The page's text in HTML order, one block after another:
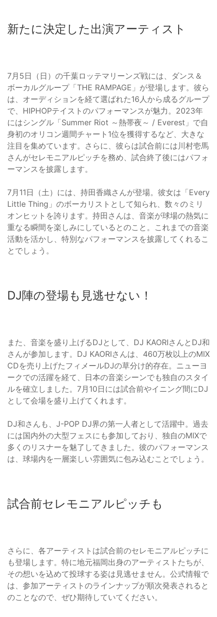
新たに決定した出演アーティスト
7月5日（日）の千葉ロッテマリーンズ戦には、ダンス＆
ボーカルグループ「THE RAMPAGE」が登場します。彼ら
は、オーディションを経て選ばれた16人から成るグループ
で、HIPHOPテイストのパフォーマンスが魅力。2023年
にはシングル「Summer Riot ～熱帯夜～ / Everest」で自
身初のオリコン週間チャート1位を獲得するなど、大きな
注目を集めています。さらに、彼らは試合前には川村壱馬
さんがセレモニアルピッチを務め、試合終了後にはパフォ
ーマンスを披露します。
7月11日（土）には、持田香織さんが登場。彼女は「Every
Little Thing」のボーカリストとして知られ、数々のミリ
オンヒットを誇ります。持田さんは、音楽が球場の熱気に
重なる瞬間を楽しみにしているとのこと。これまでの音楽
活動を活かし、特別なパフォーマンスを披露してくれるこ
とでしょう。
DJ陣の登場も見逃せない！
また、音楽を盛り上げるDJとして、DJ KAORIさんとDJ和
さんが参加します。DJ KAORIさんは、460万枚以上のMIX
CDを売り上げたフィメールDJの草分け的存在。ニューヨ
ークでの活躍を経て、日本の音楽シーンでも独自のスタイ
ルを確立しました。7月10日には試合前やイニング間にDJ
として会場を盛り上げてくれます。
DJ和さんも、J-POP DJ界の第一人者として活躍中。過去
には国内外の大型フェスにも参加しており、独自のMIXで
多くのリスナーを魅了してきました。彼のパフォーマンス
は、球場内を一層楽しい雰囲気に包み込むことでしょう。
試合前セレモニアルピッチも
さらに、各アーティストは試合前のセレモニアルピッチに
も登場します。特に地元福岡出身のアーティストたちが、
その想いを込めて投球する姿は見逃せません。公式情報で
は、参加アーティストのラインナップが順次発表されると
のことなので、ぜひ期待していてください。